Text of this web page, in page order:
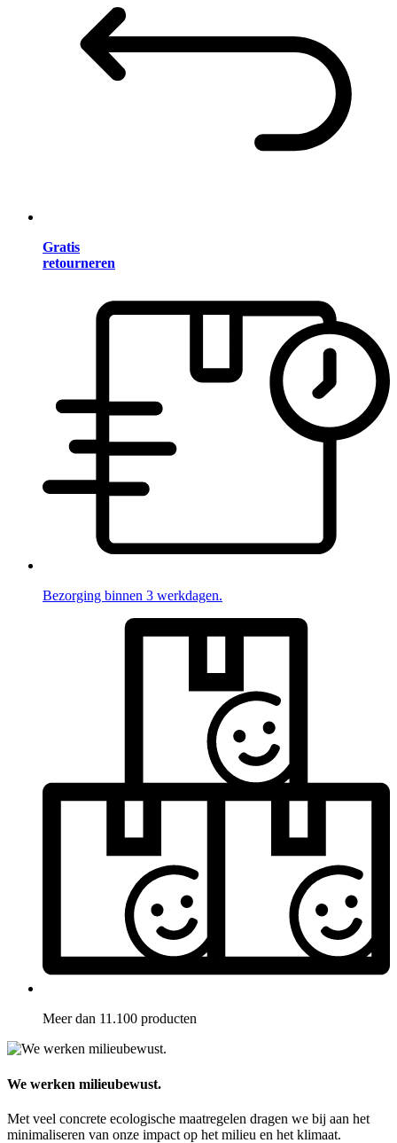
Gratis
retourneren
Bezorging binnen 3 werkdagen.
Meer dan 11.100 producten
We werken milieubewust.
Met veel concrete ecologische maatregelen dragen we bij aan het
minimaliseren van onze impact op het milieu en het klimaat.